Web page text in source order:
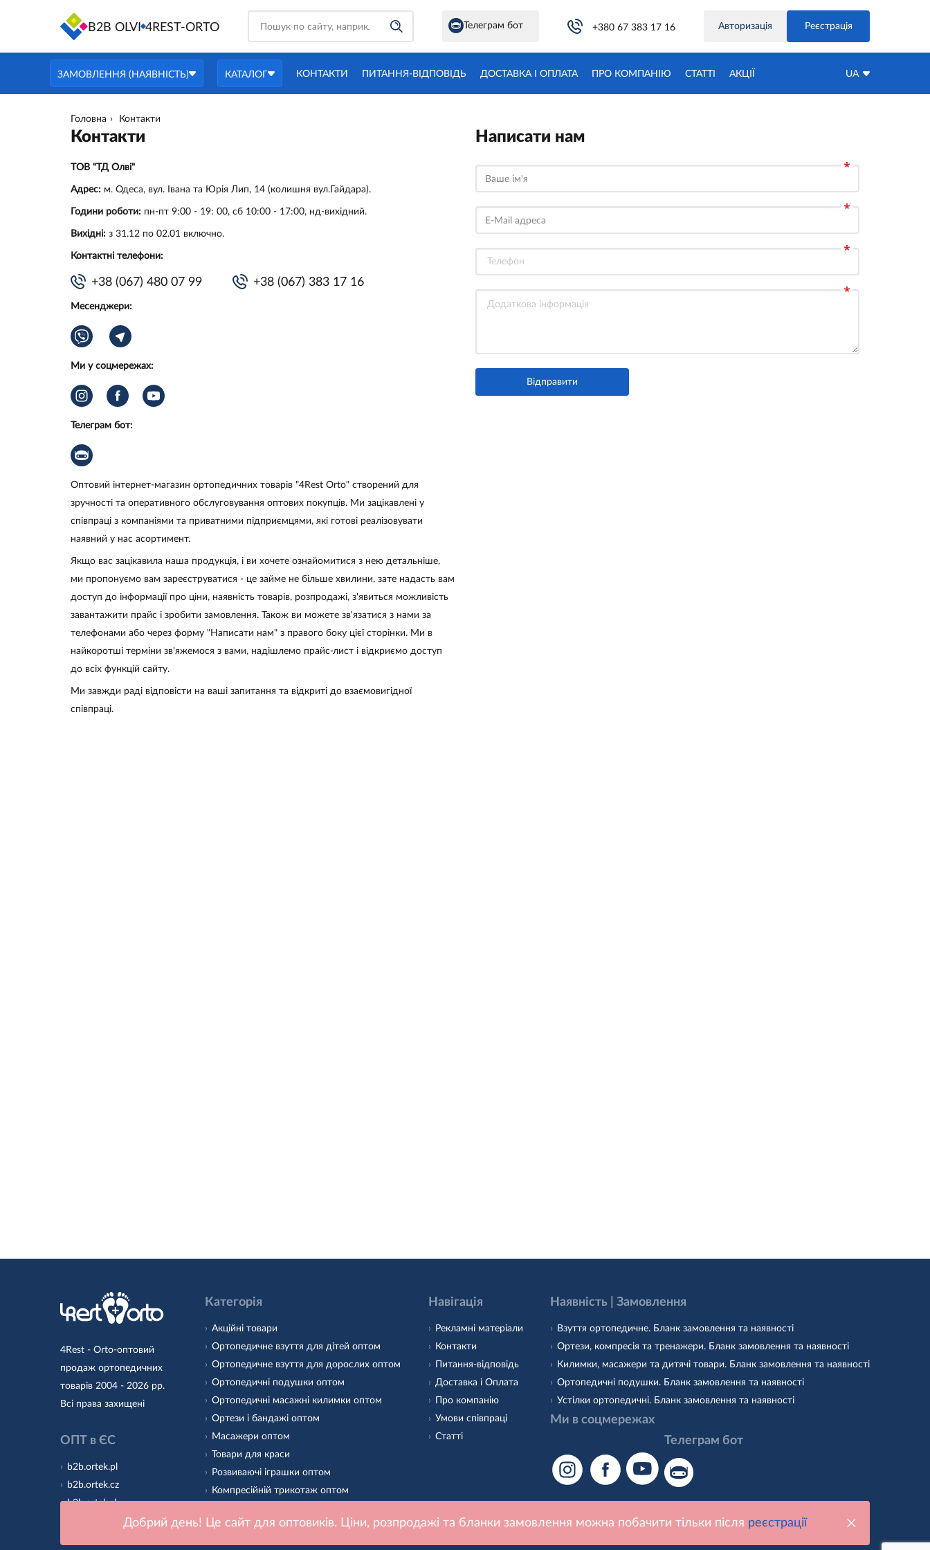
Добрий день! Це сайт для оптовиків. Ціни, розпродажі та бланки замовлення можна побачити тільки після реєстрації
B2B OLVI 4REST-ORTO Телеграм бот +380 67 383 17 16 Авторизація Реєстрація
ЗАМОВЛЕННЯ (НАЯВНІСТЬ) КАТАЛОГ КОНТАКТИ ПИТАННЯ-ВІДПОВІДЬ ДОСТАВКА І ОПЛАТА ПРО КОМПАНІЮ СТАТТІ АКЦIЇ UA
Головна Контакти
Контакти
ТОВ "ТД Олві"
Адрес: м. Одеса, вул. Івана та Юрія Лип, 14 (колишня вул.Гайдара).
Години роботи: пн-пт 9:00 - 19: 00, сб 10:00 - 17:00, нд-вихідний.
Вихідні: з 31.12 по 02.01 включно.
Контактні телефони:
+38 (067) 480 07 99 +38 (067) 383 17 16
Месенджери:
Ми у соцмережах:
Телеграм бот:
Оптовий інтернет-магазин ортопедичних товарів "4Rest Orto" створений для
зручності та оперативного обслуговування оптових покупців. Ми зацікавлені у
співпраці з компаніями та приватними підприємцями, які готові реалізовувати
наявний у нас асортимент.
Якщо вас зацікавила наша продукція, і ви хочете ознайомитися з нею детальніше,
ми пропонуємо вам зареєструватися - це займе не більше хвилини, зате надасть вам
доступ до інформації про ціни, наявність товарів, розпродажі, з'явиться можливість
завантажити прайс і зробити замовлення. Також ви можете зв'язатися з нами за
телефонами або через форму "Написати нам" з правого боку цієї сторінки. Ми в
найкоротші терміни зв'яжемося з вами, надішлемо прайс-лист і відкриємо доступ
до всіх функцій сайту.
Ми завжди раді відповісти на ваші запитання та відкриті до взаємовигідної
співпраці.
Написати нам
Ваше ім'я
E-Mail адреса
4Rest - Orto-оптовий
продаж ортопедичних
товарів 2004 - 2026 рр.
Всі права захищені
ОПТ в ЄС
b2b.ortek.pl
b2b.ortek.cz
b2b.ortek.sk
Категорія
Акційні товари
Ортопедичне взуття для дітей оптом
Ортопедичне взуття для дорослих оптом
Ортопедичні подушки оптом
Ортопедичні масажні килимки оптом
Ортези і бандажі оптом
Масажери оптом
Товари для краси
Розвиваючі іграшки оптом
Компресійній трикотаж оптом
Підошва для дитячого взуття оптом
Навігація
Рекламні матеріали
Контакти
Питання-відповідь
Доставка і Оплата
Про компанію
Умови співпраці
Статті
Наявність | Замовлення
Взуття ортопедичне. Бланк замовлення та наявності
Ортези, компресія та тренажери. Бланк замовлення та наявності
Килимки, масажери та дитячі товари. Бланк замовлення та наявності
Ортопедичні подушки. Бланк замовлення та наявності
Устілки ортопедичні. Бланк замовлення та наявності
Ми в соцмережах
Телеграм бот